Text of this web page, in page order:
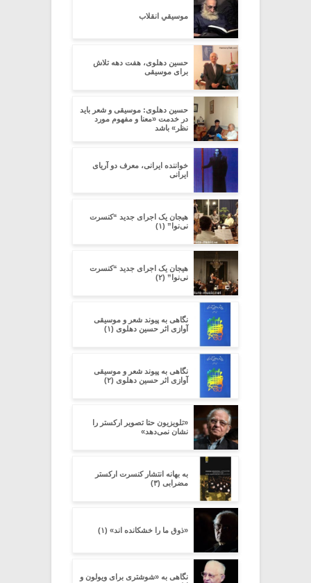
موسیقیِ انقلاب
حسین دهلوی، هفت دهه تلاش
برای موسیقی
حسین دهلوی: موسیقی و شعر باید
در خدمت «معنا و مفهوم مورد
نظر» باشد
خواننده ایرانی، معرف دو آریای
ایرانی
هیجان یک اجرای جدید “کنسرت
نی‌نوا” (۱)
هیجان یک اجرای جدید “کنسرت
نی‌نوا” (۲)
نگاهی به پیوند شعر و موسیقی
آوازی اثر حسین دهلوی (۱)
نگاهی به پیوند شعر و موسیقی
آوازی اثر حسین دهلوی (۲)
«تلویزیون حتا تصویر ارکستر را
نشان نمی‌دهد»
به بهانه انتشار کنسرت ارکستر
مضرابی (۳)
«ذوق ما را خشکانده اند» (۱)
نگاهی به «شوشتری برای ویولون و